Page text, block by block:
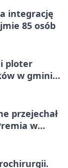
integrację
85 osób
ploter
w gminie
przejechał
w